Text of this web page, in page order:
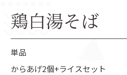
鶏白湯そば
単品
からあげ2個+ライスセット